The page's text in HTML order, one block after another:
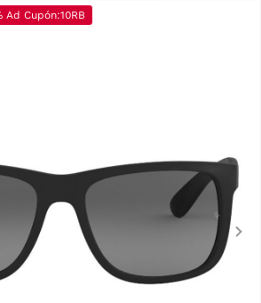
Ad Cupón:10RB